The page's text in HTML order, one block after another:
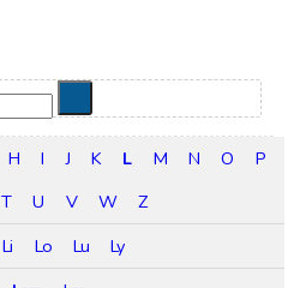
H I J K L M N O
P
T U V W
Z
Li Lo Lu
Ly